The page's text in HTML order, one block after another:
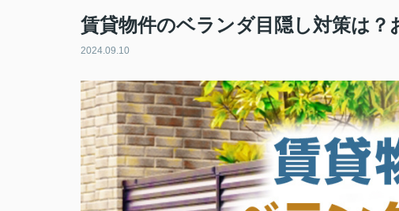
賃貸物件のベランダ目隠し対策は
2024.09.10